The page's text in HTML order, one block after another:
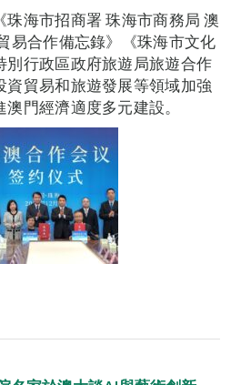
海市招商署 珠海市商務局 澳
易合作備忘錄》《珠海市文化
別行政區政府旅遊局旅遊合作
貿易和旅遊發展等領域加強
門經濟適度多元建設。